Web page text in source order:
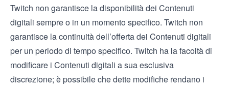
Twitch non garantisce la disponibilità dei Contenuti
digitali sempre o in un momento specifico. Twitch non
garantisce la continuità dell’offerta dei Contenuti digitali
per un periodo di tempo specifico. Twitch ha la facoltà di
modificare i Contenuti digitali a sua esclusiva
discrezione; è possibile che dette modifiche rendano i